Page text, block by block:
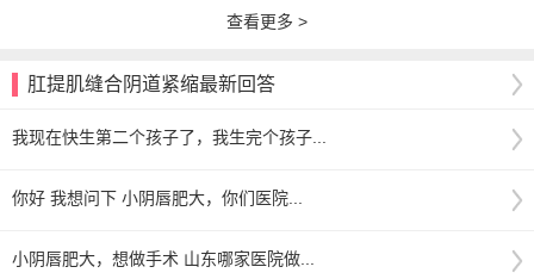
查看更多 >
肛提肌缝合阴道紧缩最新回答
我现在快生第二个孩子了，我生完个孩子...
你好 我想问下 小阴唇肥大，你们医院...
小阴唇肥大，想做手术 山东哪家医院做...